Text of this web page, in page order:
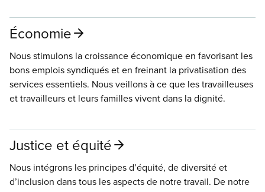
Économie
Nous stimulons la croissance économique en favorisant les
bons emplois syndiqués et en freinant la privatisation des
services essentiels. Nous veillons à ce que les travailleuses
et travailleurs et leurs familles vivent dans la dignité.
Justice et équité
Nous intégrons les principes d’équité, de diversité et
d’inclusion dans tous les aspects de notre travail. De notre